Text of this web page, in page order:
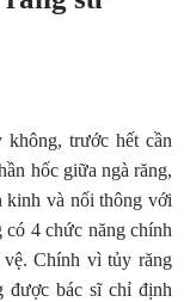
trước hết cần
hốc giữa ngà răng,
kinh và nối thông với
có 4 chức năng chính
Chính vì tủy răng
được bác sĩ chỉ định